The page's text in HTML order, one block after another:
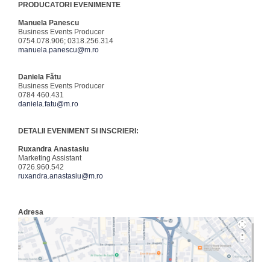
PRODUCATORI EVENIMENTE
Manuela Panescu
Business Events Producer
0754.078.906; 0318.256.314
manuela.panescu@m.ro
Daniela Fătu
Business Events Producer
0784 460.431
daniela.fatu@m.ro
DETALII EVENIMENT SI INSCRIERI:
Ruxandra Anastasiu
Marketing Assistant
0726.960.542
ruxandra.anastasiu@m.ro
Adresa